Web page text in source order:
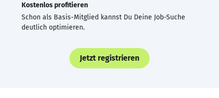
Kostenlos profitieren
Schon als Basis-Mitglied kannst Du Deine Job-Suche
deutlich optimieren.
Jetzt registrieren